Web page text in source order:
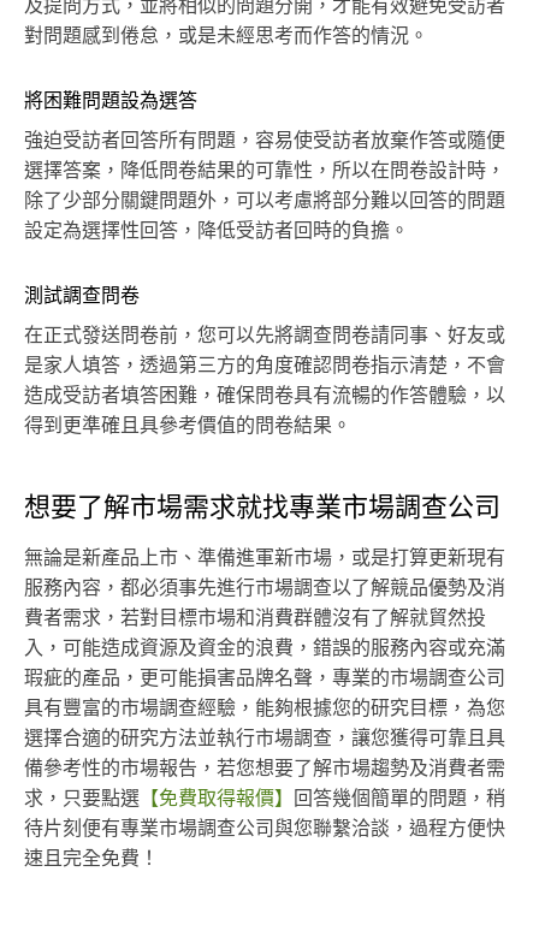
及提問方式，並將相似的問題分開，才能有效避免受訪者
對問題感到倦怠，或是未經思考而作答的情況。
將困難問題設為選答
強迫受訪者回答所有問題，容易使受訪者放棄作答或隨便
選擇答案，降低問卷結果的可靠性，所以在問卷設計時，
除了少部分關鍵問題外，可以考慮將部分難以回答的問題
設定為選擇性回答，降低受訪者回時的負擔。
測試調查問卷
在正式發送問卷前，您可以先將調查問卷請同事、好友或
是家人填答，透過第三方的角度確認問卷指示清楚，不會
造成受訪者填答困難，確保問卷具有流暢的作答體驗，以
得到更準確且具參考價值的問卷結果。
想要了解市場需求就找專業市場調查公司
無論是新產品上市、準備進軍新市場，或是打算更新現有
服務內容，都必須事先進行市場調查以了解競品優勢及消
費者需求，若對目標市場和消費群體沒有了解就貿然投
入，可能造成資源及資金的浪費，錯誤的服務內容或充滿
瑕疵的產品，更可能損害品牌名聲，專業的市場調查公司
具有豐富的市場調查經驗，能夠根據您的研究目標，為您
選擇合適的研究方法並執行市場調查，讓您獲得可靠且具
備參考性的市場報告，若您想要了解市場趨勢及消費者需
求，只要點選 【免費取得報價】
回答幾個簡單的問題，稍
待片刻便有專業市場調查公司與您聯繫洽談，過程方便快
速且完全免費！